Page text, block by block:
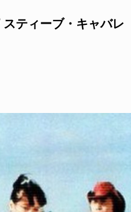
ティーブ・キャバレ